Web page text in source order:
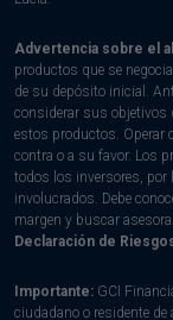
Advertencia sobre el
productos que se
de su depósito inicial.
considerar sus objetivos
estos productos. Operar
contra o a su favor. Los
todos los inversores, por
involucrados. Debe
margen y buscar
Declaración de
Importante: GCI
ciudadano o residente